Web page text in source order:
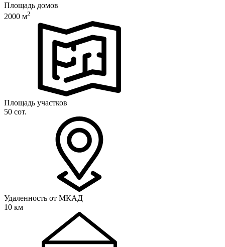
Площадь домов
2000 м2
Площадь участков
50 сот.
Удаленность от МКАД
10 км